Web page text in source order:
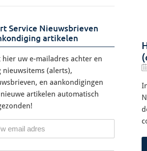
Service Nieuwsbrieven
artikelen
hier uw e-mailadres achter en
nieuwsitems (alerts),
en aankondigingen
artikelen automatisch